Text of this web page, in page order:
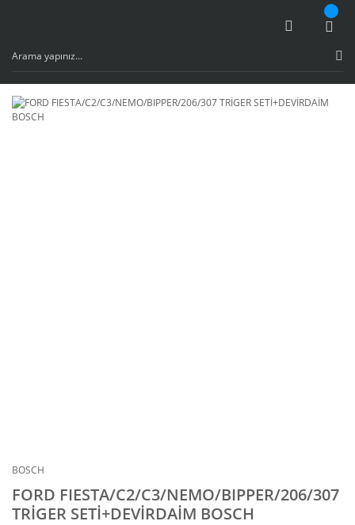
BOSCH
FORD FIESTA/C2/C3/NEMO/BIPPER/206/307
TRİGER SETİ+DEVİRDAİM BOSCH